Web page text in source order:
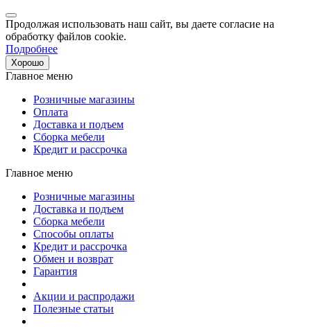
Продолжая использовать наш сайт, вы даете согласие на
обработку файлов cookie.
Подробнее
Хорошо
Главное меню
Розничные магазины
Оплата
Доставка и подъем
Сборка мебели
Кредит и рассрочка
Главное меню
Розничные магазины
Доставка и подъем
Сборка мебели
Способы оплаты
Кредит и рассрочка
Обмен и возврат
Гарантия
Акции и распродажи
Полезные статьи